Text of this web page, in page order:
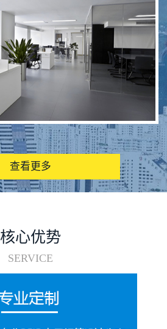
图书馆RFID电子标签管理系统
查看更多
核心优势
SERVICE